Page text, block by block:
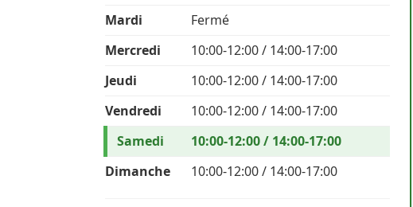
Mardi
Fermé
Mercredi
10:00-12:00 / 14:00-17:00
Jeudi
10:00-12:00 / 14:00-17:00
Vendredi
10:00-12:00 / 14:00-17:00
Samedi
10:00-12:00 / 14:00-17:00
Dimanche
10:00-12:00 / 14:00-17:00